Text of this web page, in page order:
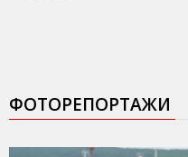
ФОТОРЕПОРТАЖИ